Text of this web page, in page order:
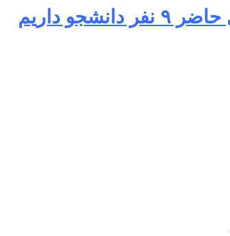
علت دقیق فوت دو دانشجو در روزهای اخیر، از سوی پزشکی قانونی اعلام نشده/ در حال حاضر ۹ نفر دانشجو داریم